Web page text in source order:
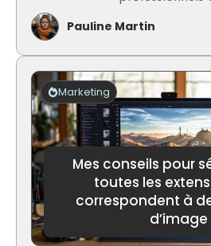
Pauline Martin
Mes conseils pour
toutes les
correspondent à
d’image
Marketing